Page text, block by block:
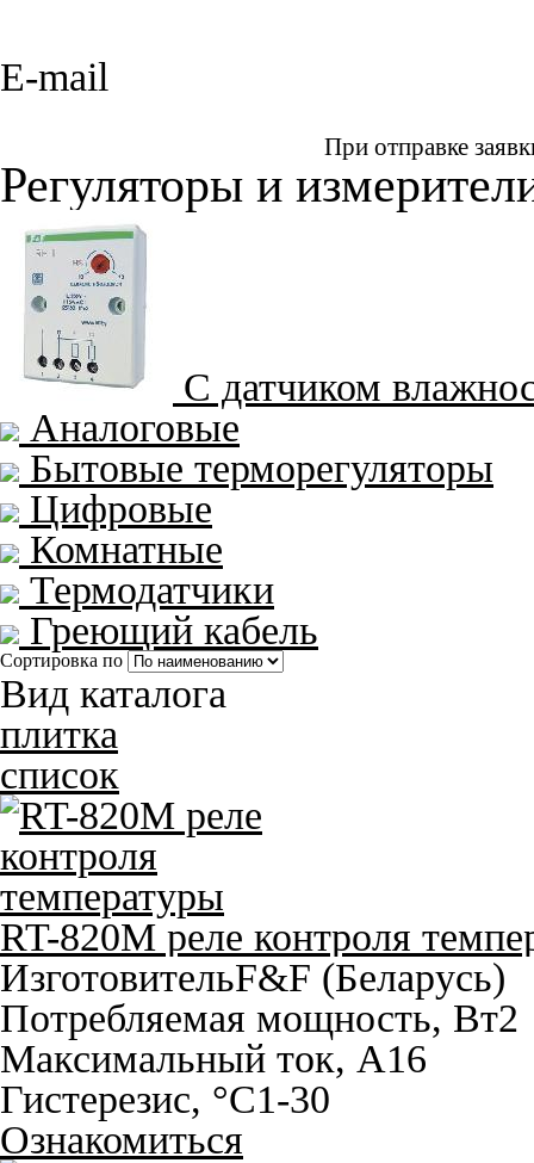
E-mail
При отправке
Регуляторы и
С датчиком
Аналоговые
Бытовые терморегуляторы
Цифровые
Комнатные
Термодатчики
Греющий кабель
Сортировка по
Вид каталога
плитка
список
RT-820M реле контроля
ИзготовительF&F (Беларусь)
Потребляемая мощность, Вт2
Максимальный ток, A16
Гистерезис, °С1-30
Ознакомиться